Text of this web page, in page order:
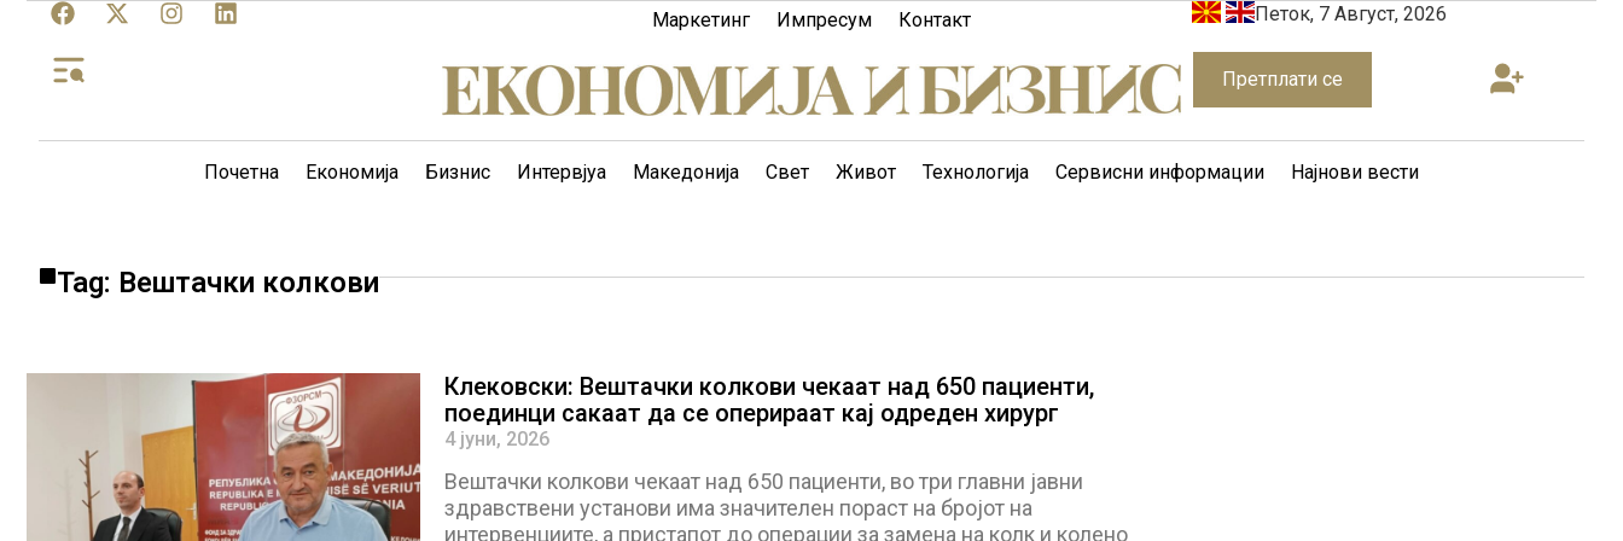
Маркетинг Импресум Контакт Петок, 7 Август, 2026
Претплати се
Почетна Економија Бизнис Интервјуа Македонија Свет Живот Технологија Сервисни информации Најнови вести
Tag: Вештачки колкови
Клековски: Вештачки колкови чекаат над 650 пациенти,
поединци сакаат да се оперираат кај одреден хирург
4 јуни, 2026
Вештачки колкови чекаат над 650 пациенти, во три главни јавни
здравствени установи има значителен пораст на бројот на
интервенциите, а пристапот до операции за замена на колк и колено